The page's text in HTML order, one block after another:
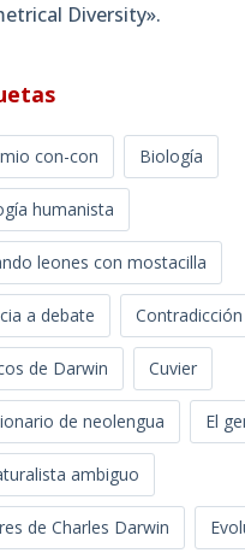
Diversity»​.
con-con Biología
humanista
leones con mostacilla
a debate Contradicción
de Darwin Cuvier
de neolengua El
ambiguo
de Charles Darwin